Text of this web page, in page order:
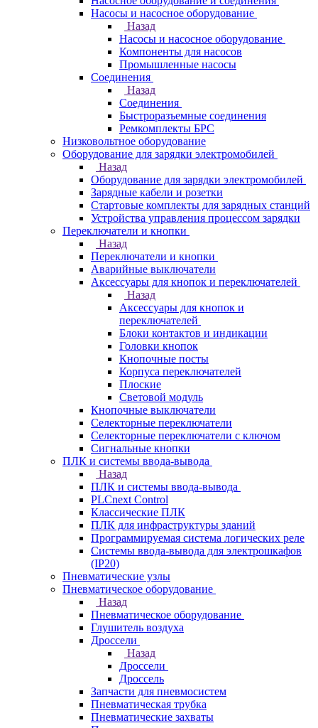
Насосы и насосное оборудование
Назад
Насосы и насосное оборудование
Компоненты для насосов
Промышленные насосы
Соединения
Назад
Соединения
Быстроразъемные соединения
Ремкомплекты БРС
Низковольтное оборудование
Оборудование для зарядки электромобилей
Назад
Оборудование для зарядки электромобилей
Зарядные кабели и розетки
Стартовые комплекты для зарядных станций
Устройства управления процессом зарядки
Переключатели и кнопки
Назад
Переключатели и кнопки
Аварийные выключатели
Аксессуары для кнопок и переключателей
Назад
Аксессуары для кнопок и
переключателей
Блоки контактов и индикации
Головки кнопок
Кнопочные посты
Корпуса переключателей
Плоские
Световой модуль
Кнопочные выключатели
Селекторные переключатели
Селекторные переключатели с ключом
Сигнальные кнопки
ПЛК и системы ввода-вывода
Назад
ПЛК и системы ввода-вывода
PLCnext Control
Классические ПЛК
ПЛК для инфраструктуры зданий
Программируемая система логических реле
Системы ввода-вывода для электрошкафов
(IP20)
Пневматические узлы
Пневматическое оборудование
Назад
Пневматическое оборудование
Глушитель воздуха
Дроссели
Назад
Дроссели
Дроссель
Запчасти для пневмосистем
Пневматическая трубка
Пневматические захваты